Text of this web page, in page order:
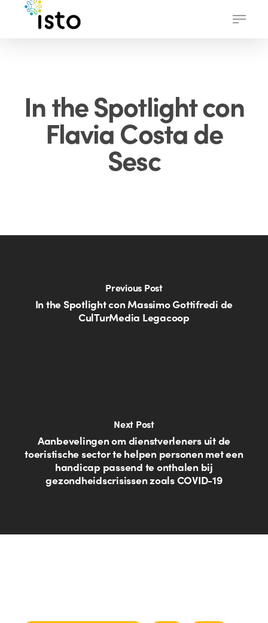
Menu
In the Spotlight con
Flavia Costa de
Sesc
Previous Post
In the Spotlight con Massimo Gottifredi de
CulTurMedia Legacoop
Next Post
Aanbevelingen om dienstverleners uit de
toeristische sector te helpen personen met een
handicap passend te onthalen bij
gezondheidscrisissen zoals COVID-19